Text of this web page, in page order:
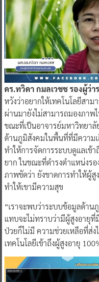
ดร.ทวิดา กมลเวชช รองผู้ว่า
หวังว่าอยากให้เทคโนโลยีสา
ผ่านมายังไม่สามารถมองภาพ
ขณะที่เป็นอาจารย์มหาวิทยา
ด้านภูมิสังคมในพื้นที่ที่มีความ
ทำให้การจัดการระบบดูแลเข้
ยาก ในขณะที่ดำรงตำแหน่งร
ภาพชัดว่า ยังขาดการทำให้ผู้
ทำให้เขามีความสุข
“เราจะพบว่าระบบข้อมูลด้า
แทบจะไม่ทราบว่ามีผู้สูงอายุที่
ป่วยก็ไม่มี ความช่วยเหลือที่ส่ง
เทคโนโลยีเข้าถึงผู้สูงอายุ